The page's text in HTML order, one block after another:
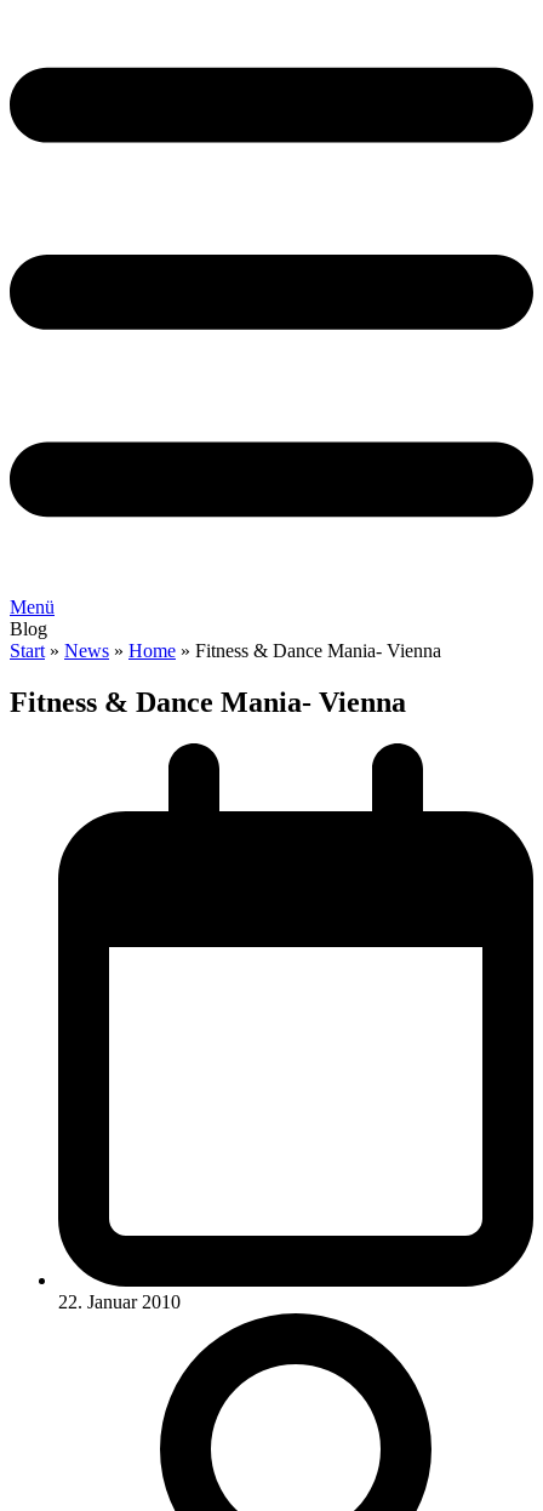
Menü
Blog
Start » News » Home » Fitness & Dance Mania- Vienna
Fitness & Dance Mania- Vienna
22. Januar 2010